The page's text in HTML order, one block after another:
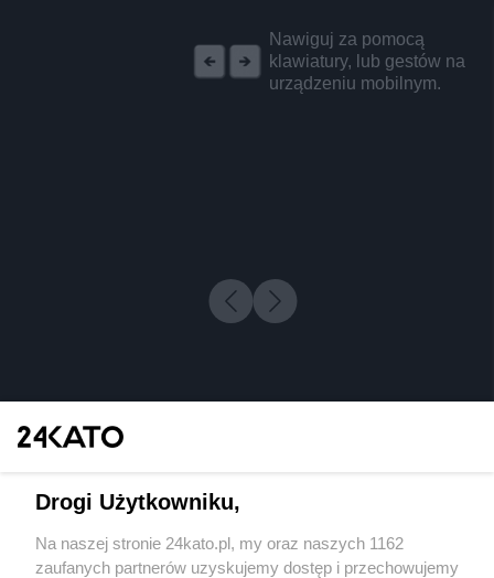
Nawiguj za pomocą
klawiatury, lub gestów na
urządzeniu mobilnym.
Wydawca mediów lokalnych
Drogi Użytkowniku,
Na naszej stronie 24kato.pl, my oraz naszych 1162
zaufanych partnerów uzyskujemy dostęp i przechowujemy